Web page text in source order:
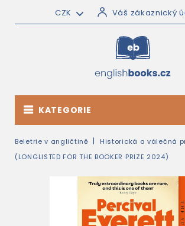
CZK Váš zákaznický
KATEGORIE
Beletrie v angličtině Historická a válečná
(LONGLISTED FOR THE BOOKER PRIZE 2024)